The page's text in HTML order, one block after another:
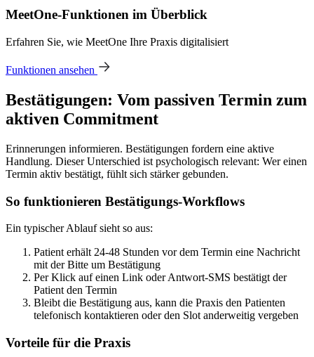
MeetOne-Funktionen im Überblick
Erfahren Sie, wie MeetOne Ihre Praxis digitalisiert
Funktionen ansehen
Bestätigungen: Vom passiven Termin zum
aktiven Commitment
Erinnerungen informieren. Bestätigungen fordern eine aktive
Handlung. Dieser Unterschied ist psychologisch relevant: Wer einen
Termin aktiv bestätigt, fühlt sich stärker gebunden.
So funktionieren Bestätigungs-Workflows
Ein typischer Ablauf sieht so aus:
Patient erhält 24-48 Stunden vor dem Termin eine Nachricht
mit der Bitte um Bestätigung
Per Klick auf einen Link oder Antwort-SMS bestätigt der
Patient den Termin
Bleibt die Bestätigung aus, kann die Praxis den Patienten
telefonisch kontaktieren oder den Slot anderweitig vergeben
Vorteile für die Praxis